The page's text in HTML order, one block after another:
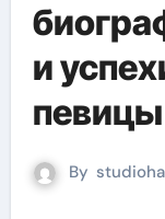
и
певицы
By